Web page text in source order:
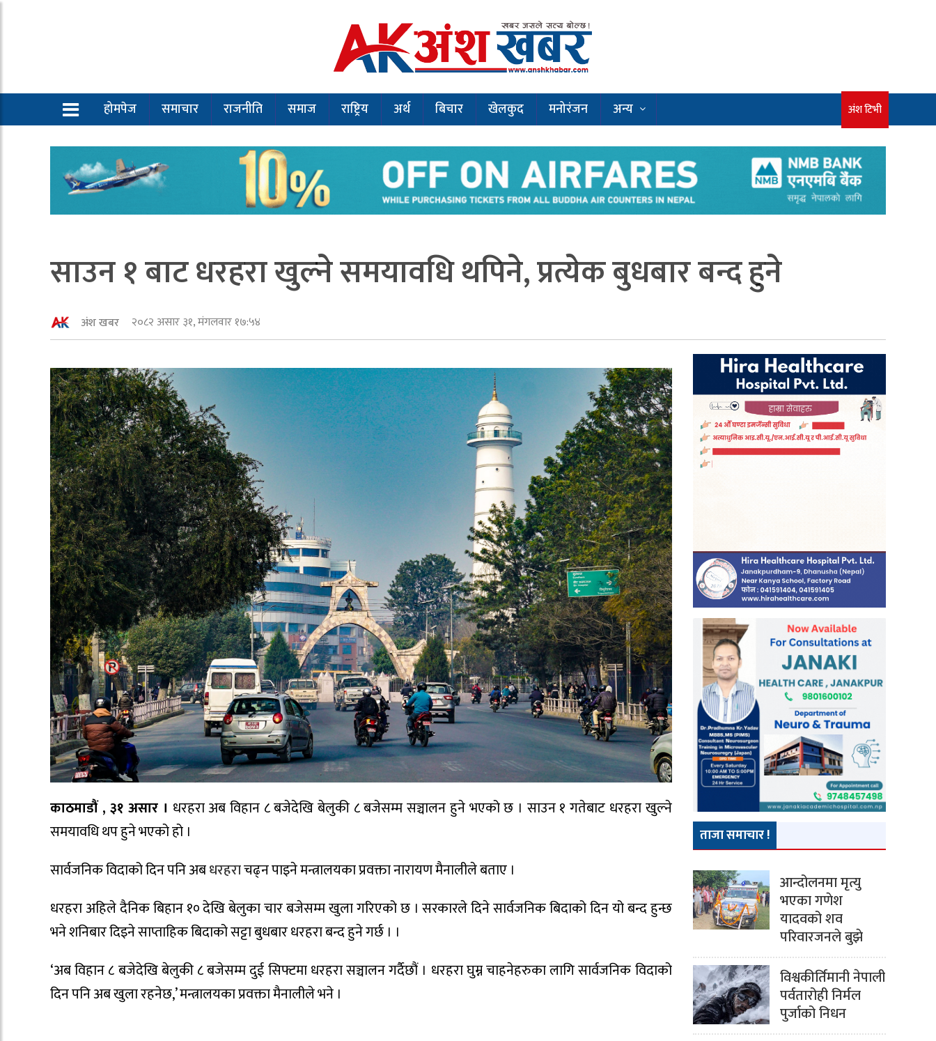
होमपेज समाचार राजनीति समाज राष्ट्रिय अर्थ बिचार खेलकुद मनोरंजन अन्य अंश टिभी
साउन १ बाट धरहरा खुल्ने समयावधि थपिने, प्रत्येक बुधबार बन्द हुने
अंश खबर २०८२ असार ३१, मंगलवार १७:५४
काठमाडौं , ३१ असार । धरहरा अब विहान ८ बजेदेखि बेलुकी ८ बजेसम्म सञ्चालन हुने भएको छ । साउन १ गतेबाट धरहरा खुल्ने
समयावधि थप हुने भएको हो ।
सार्वजनिक विदाको दिन पनि अबधरहराचढ्न पाइने मन्त्रालयका प्रवक्ता नारायण मैनालीले बताए ।
धरहरा अहिले दैनिक बिहान १० देखि बेलुका चार बजेसम्म खुला गरिएको छ । सरकारले दिने सार्वजनिक बिदाको दिन यो बन्द हुन्छ
भने शनिबार दिइने साप्ताहिक बिदाको सट्टा बुधबार धरहरा बन्द हुने गर्छ । ।
‘अब विहान ८ बजेदेखि बेलुकी ८ बजेसम्म दुई सिफ्टमा धरहरा सञ्चालन गर्दैछौं । धरहरा घुम्न चाहनेहरुका लागि सार्वजनिक विदाको
दिन पनि अब खुला रहनेछ,’ मन्त्रालयका प्रवक्ता मैनालीले भने ।
ताजा समाचार !
आन्दोलनमा मृत्यु
भएका गणेश
यादवको शव
परिवारजनले बुझे
विश्वकीर्तिमानी नेपाली
पर्वतारोही निर्मल
पुर्जाको निधन